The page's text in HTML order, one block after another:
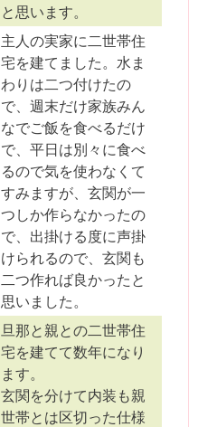
と思います。
主人の実家に二世帯住
宅を建てました。水ま
わりは二つ付けたの
で、週末だけ家族みん
なでご飯を食べるだけ
で、平日は別々に食べ
るので気を使わなくて
すみますが、玄関が一
つしか作らなかったの
で、出掛ける度に声掛
けられるので、玄関も
二つ作れば良かったと
思いました。
旦那と親との二世帯住
宅を建てて数年になり
ます。
玄関を分けて内装も親
世帯とは区切った仕様